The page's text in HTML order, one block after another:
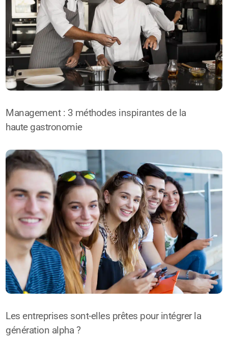
Management : 3 méthodes inspirantes de la
haute gastronomie
Les entreprises sont-elles prêtes pour intégrer la
génération alpha ?